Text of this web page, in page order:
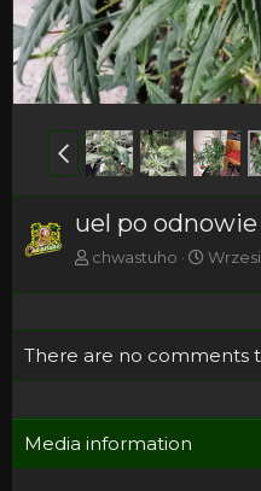
uel po
chwastuho
There are no comments
Media information